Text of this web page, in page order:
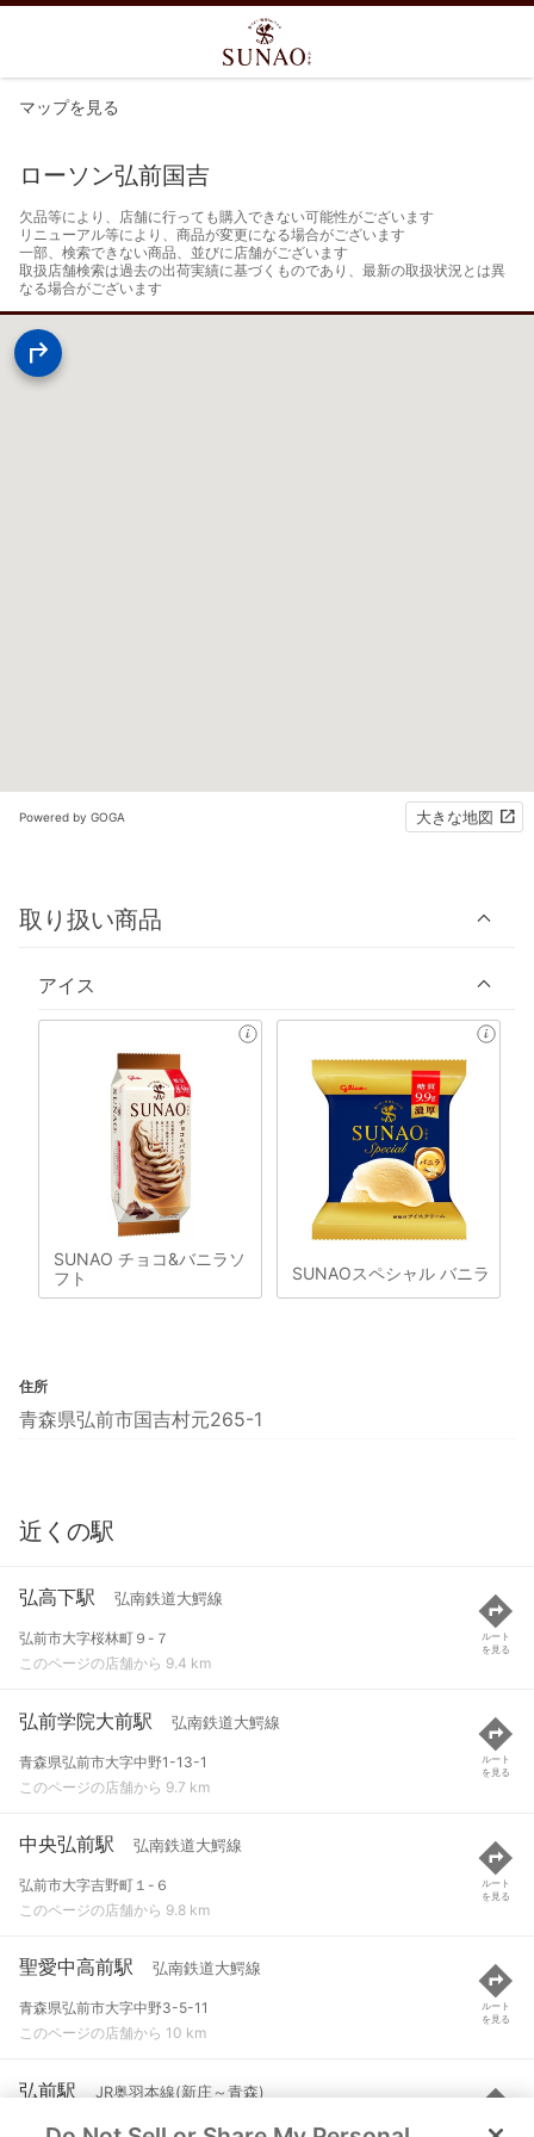
マップを見る
ローソン弘前国吉
欠品等により、店舗に行っても購入できない可能性がございます
リニューアル等により、商品が変更になる場合がございます
一部、検索できない商品、並びに店舗がございます
取扱店舗検索は過去の出荷実績に基づくものであり、最新の取扱状況とは異
なる場合がございます
Powered by GOGA 大きな地図
取り扱い商品
アイス
SUNAO チョコ&バニラソ
フト
SUNAOスペシャル バニラ
住所
青森県弘前市国吉村元265-1
近くの駅
弘高下駅 弘南鉄道大鰐線
弘前市大字桜林町９-７
このページの店舗から 9.4 km
ルート
を見る
弘前学院大前駅 弘南鉄道大鰐線
青森県弘前市大字中野1-13-1
このページの店舗から 9.7 km
ルート
を見る
中央弘前駅 弘南鉄道大鰐線
弘前市大字吉野町１-６
このページの店舗から 9.8 km
ルート
を見る
聖愛中高前駅 弘南鉄道大鰐線
青森県弘前市大字中野3-5-11
このページの店舗から 10 km
ルート
を見る
弘前駅 JR奥羽本線(新庄～青森)
弘前市表町
ルート